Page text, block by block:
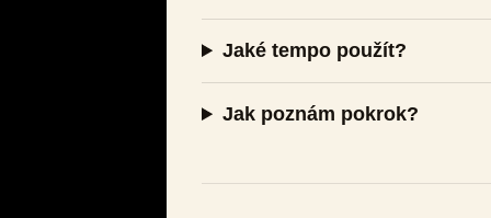
Jaké tempo použít?
Jak poznám pokrok?